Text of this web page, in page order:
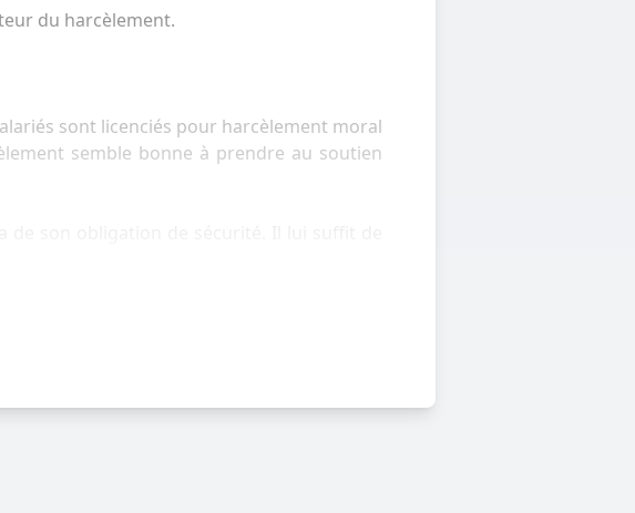
du harcèlement.
sont licenciés pour harcèlement moral
semble bonne à prendre au soutien